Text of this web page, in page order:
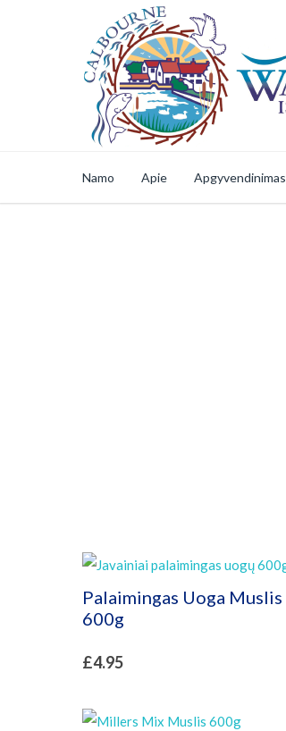
Namo Apie Apgyvendinimas
Palaimingas Uoga Muslis
600g
£4.95